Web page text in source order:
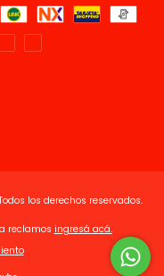
los derechos reservados.
reclamos ingresá acá.